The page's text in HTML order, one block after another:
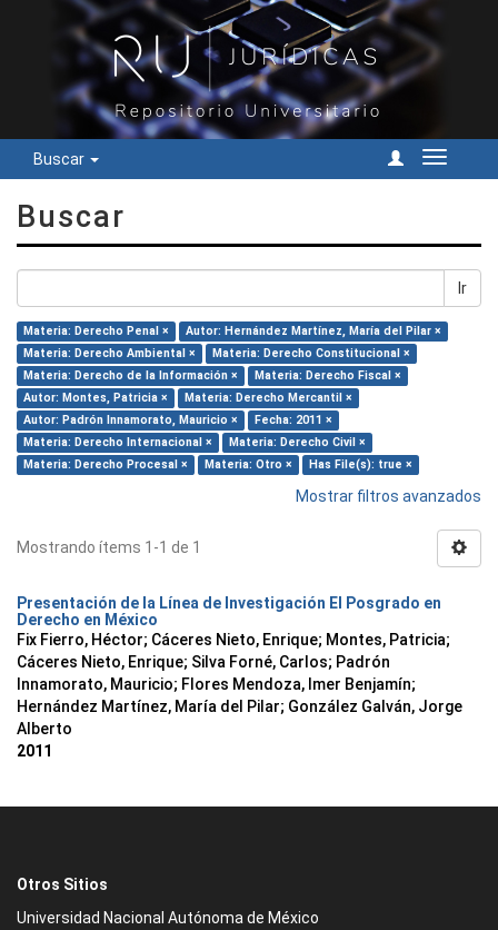
Buscar
Cambiar
Buscar
Ir
Materia: Derecho Penal ×
Autor: Hernández Martínez, María del Pilar ×
Materia: Derecho Ambiental ×
Materia: Derecho Constitucional ×
Materia: Derecho de la Información ×
Materia: Derecho Fiscal ×
Autor: Montes, Patricia ×
Materia: Derecho Mercantil ×
Autor: Padrón Innamorato, Mauricio ×
Fecha: 2011 ×
Materia: Derecho Internacional ×
Materia: Derecho Civil ×
Materia: Derecho Procesal ×
Materia: Otro × Has File(s): true ×
Mostrar filtros avanzados
Mostrando ítems 1-1 de 1
Presentación de la Línea de Investigación El Posgrado en
Derecho en México
Fix Fierro, Héctor; Cáceres Nieto, Enrique; Montes, Patricia;
Cáceres Nieto, Enrique; Silva Forné, Carlos; Padrón
Innamorato, Mauricio; Flores Mendoza, Imer Benjamín;
Hernández Martínez, María del Pilar; González Galván, Jorge
Alberto
2011
Otros Sitios
Universidad Nacional Autónoma de México